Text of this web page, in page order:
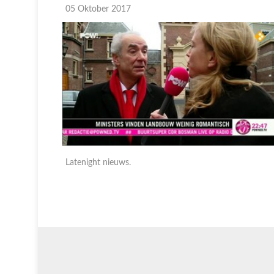
05 Oktober 2017
Latenight nieuws.